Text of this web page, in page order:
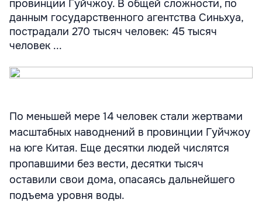
провинции Гуйчжоу. В общей сложности, по
данным государственного агентства Синьхуа,
пострадали 270 тысяч человек: 45 тысяч
человек ...
По меньшей мере 14 человек стали жертвами
масштабных наводнений в провинции Гуйчжоу
на юге Китая. Еще десятки людей числятся
пропавшими без вести, десятки тысяч
оставили свои дома, опасаясь дальнейшего
подъема уровня воды.